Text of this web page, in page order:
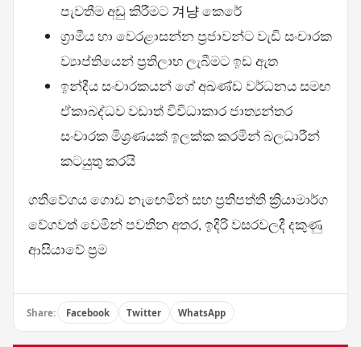
පැවතීම අඩු කිරීමට 겨냥 කෙරේ
ග්‍රාමීය හා වෙරළාසන්න ප්‍රජාවන්ට වැඩි සංචාරක
ව්‍යාප්තියෙන් ප්‍රතිලාභ ලැබීමට ඉඩ ඇත
ඉන්දීය සංචාරකයන් ගේ අඛණ්ඩ වර්ධනය සමඟ
ඒකාබද්ධව වඩාත් විවිධාකාර ජාත්‍යන්තර
සංචාරක මිශ්‍රණයක් ඉලක්ක කරමින් බලධාරීන්
කටයුතු කරයි
ගතිවේගය ගොඩ නැඟෙමින් සහ ප්‍රතිපත්ති ක්‍රියාමාර්ග
වේගවත් වෙමින් පවතින අතර, ඉදිරි වසරවලදී දකුණු
ආසියාවේ ප්‍රම
Share: Facebook Twitter WhatsApp